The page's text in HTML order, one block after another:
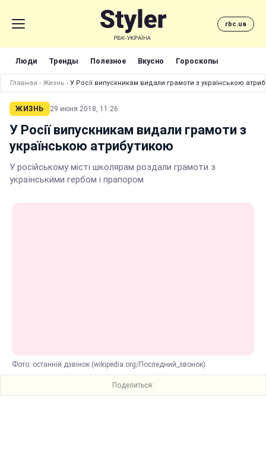
rbc.ua
Люди Тренды Полезное Вкусно Гороскопы
Главная › Жизнь › У Росії випускникам видали грамоти з українською
ЖИЗНЬ 29 июня 2018, 11:26
У Росії випускникам видали грамоти з
українською атрибутикою
У російському місті школярам роздали грамоти з
українськими гербом і прапором
Фото: останній дзвінок (wikipedia.org/Последний_звонок)
Поделиться: